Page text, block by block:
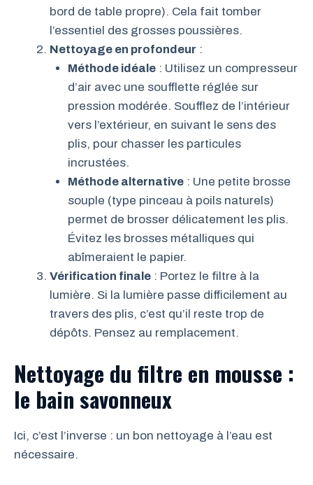
bord de table propre). Cela fait tomber
l’essentiel des grosses poussières.
Nettoyage en profondeur :
Méthode idéale: Utilisez un compresseur
d’air avec une soufflette réglée sur
pression modérée. Soufflez de l’intérieur
vers l’extérieur, en suivant le sens des
plis, pour chasser les particules
incrustées.
Méthode alternative: Une petite brosse
souple (type pinceau à poils naturels)
permet de brosser délicatement les plis.
Évitez les brosses métalliques qui
abîmeraient le papier.
Vérification finale : Portez le filtre à la
lumière. Si la lumière passe difficilement au
travers des plis, c’est qu’il reste trop de
dépôts. Pensez au remplacement.
Nettoyage du filtre en mousse :
le bain savonneux
Ici, c’est l’inverse : un bon nettoyage à l’eau est
nécessaire.